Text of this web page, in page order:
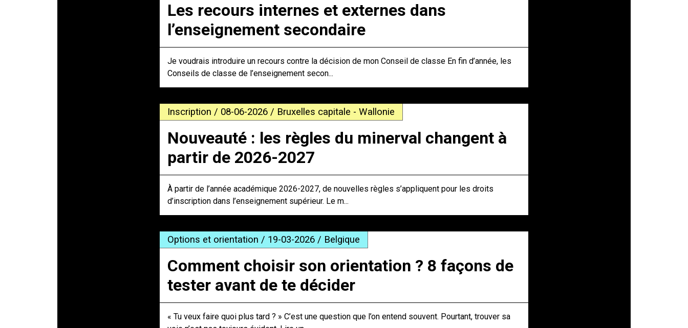
Les recours internes et externes dans
l’enseignement secondaire
Je voudrais introduire un recours contre la décision de mon Conseil de classe En fin d’année, les
Conseils de classe de l’enseignement secon...
Inscription / 08-06-2026 / Bruxelles capitale - Wallonie
Nouveauté : les règles du minerval changent à
partir de 2026-2027
À partir de l’année académique 2026-2027, de nouvelles règles s’appliquent pour les droits
d’inscription dans l’enseignement supérieur. Le m...
Options et orientation / 19-03-2026 / Belgique
Comment choisir son orientation ? 8 façons de
tester avant de te décider
« Tu veux faire quoi plus tard ? » C’est une question que l’on entend souvent. Pourtant, trouver sa